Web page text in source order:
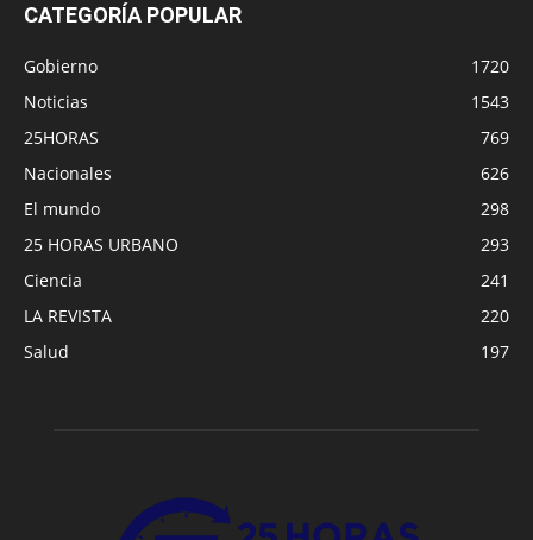
CATEGORÍA POPULAR
Gobierno
1720
Noticias
1543
25HORAS
769
Nacionales
626
El mundo
298
25 HORAS URBANO
293
Ciencia
241
LA REVISTA
220
Salud
197